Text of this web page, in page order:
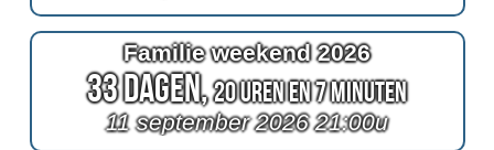
Familie weekend 2026
33 Dagen,20 Uren en 7 Minuten
11 september 2026 21:00u